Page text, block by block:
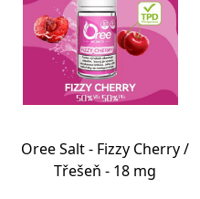
Oree Salt - Fizzy Cherry /
Třešeň - 18 mg